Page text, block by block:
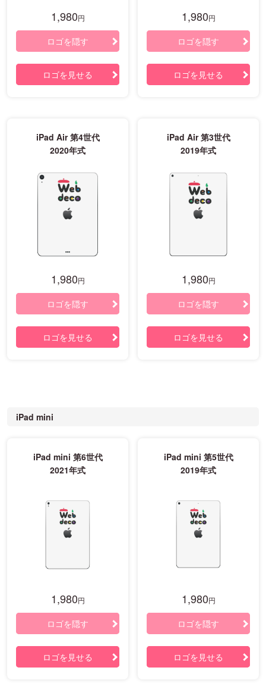
1,980円
ロゴを隠す
ロゴを見せる
1,980円
ロゴを隠す
ロゴを見せる
iPad Air 第4世代
2020年式
1,980円
ロゴを隠す
ロゴを見せる
iPad Air 第3世代
2019年式
1,980円
ロゴを隠す
ロゴを見せる
iPad mini
iPad mini 第6世代
2021年式
1,980円
ロゴを隠す
ロゴを見せる
iPad mini 第5世代
2019年式
1,980円
ロゴを隠す
ロゴを見せる